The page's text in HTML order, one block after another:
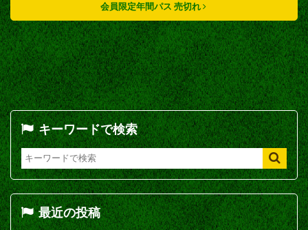
会員限定年間パス 売切れ
キーワードで検索
最近の投稿